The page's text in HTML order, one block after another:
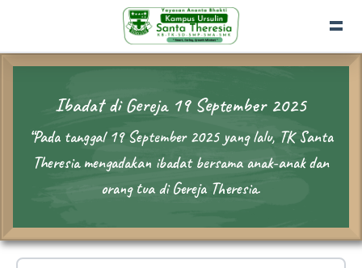
Ibadat di Gereja 19 September 2025
“Pada tanggal 19 September 2025 yang lalu, TK Santa
Theresia mengadakan ibadat bersama anak-anak dan
orang tua di Gereja Theresia.